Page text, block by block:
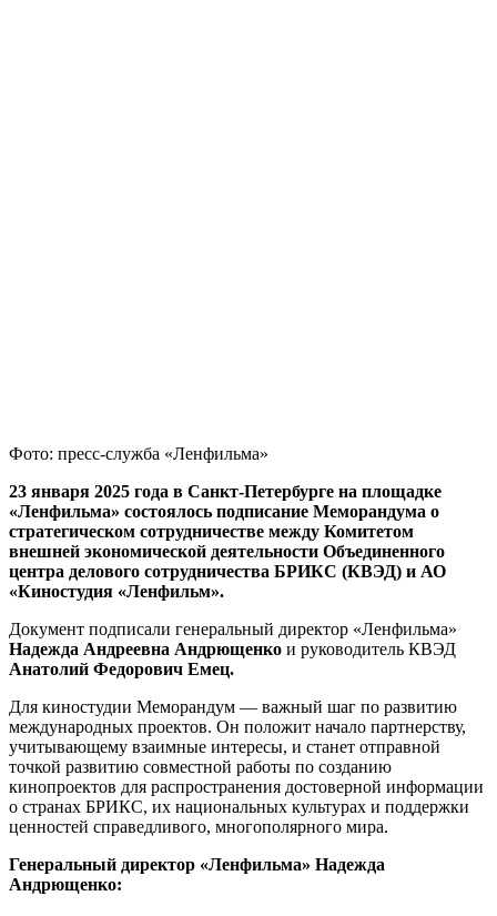
Фото: пресс-служба «Ленфильма»
23 января 2025 года в Санкт-Петербурге на площадке
«Ленфильма» состоялось подписание Меморандума о
стратегическом сотрудничестве между Комитетом
внешней экономической деятельности Объединенного
центра делового сотрудничества БРИКС (КВЭД) и АО
«Киностудия «Ленфильм».
Документ подписали генеральный директор «Ленфильма»
Надежда Андреевна Андрющенко и руководитель КВЭД
Анатолий Федорович Емец.
Для киностудии Меморандум — важный шаг по развитию
международных проектов. Он положит начало партнерству,
учитывающему взаимные интересы, и станет отправной
точкой развитию совместной работы по созданию
кинопроектов для распространения достоверной информации
о странах БРИКС, их национальных культурах и поддержки
ценностей справедливого, многополярного мира.
Генеральный директор «Ленфильма» Надежда
Андрющенко: